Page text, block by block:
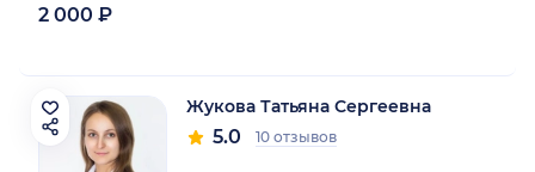
2 000 ₽
Жукова Татьяна Сергеевна
5.0 10 отзывов